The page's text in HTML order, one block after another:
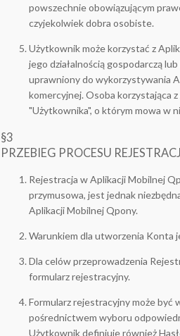
powszechnie obowiązującym
czyjekolwiek dobra osobiste.
Użytkownik może korzystać z
jego działalnością gospodarczą
uprawniony do wykorzystywania
komercyjnej. Osoba korzystająca
"Użytkownika", o którym mowa w
§3
PRZEBIEG PROCESU
Rejestracja w Aplikacji Mobilnej
przymusowa, jest jednak
Aplikacji Mobilnej Qpony.
Warunkiem dla utworzenia Konta
Dla celów przeprowadzenia
formularz rejestracyjny.
Formularz rejestracyjny może być
pośrednictwem wyboru
Użytkownik definiuje również